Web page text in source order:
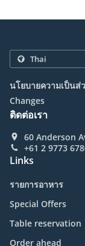
นโยบายความเป็นส่
Changes
ติดต่อเรา
60 Anderson
+61 2 9773
Links
รายการอาหาร
Special Offers
Table reservation
Order ahead